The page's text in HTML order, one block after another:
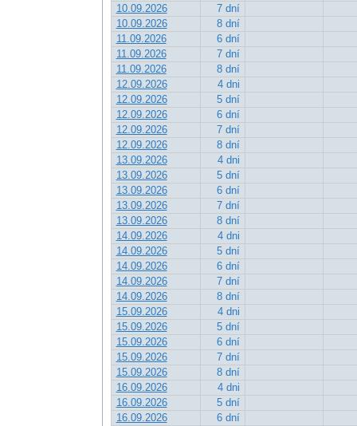
10.09.2026
7 dní
10.09.2026
8 dní
11.09.2026
6 dní
11.09.2026
7 dní
11.09.2026
8 dní
12.09.2026
4 dni
12.09.2026
5 dní
12.09.2026
6 dní
12.09.2026
7 dní
12.09.2026
8 dní
13.09.2026
4 dni
13.09.2026
5 dní
13.09.2026
6 dní
13.09.2026
7 dní
13.09.2026
8 dní
14.09.2026
4 dni
14.09.2026
5 dní
14.09.2026
6 dní
14.09.2026
7 dní
14.09.2026
8 dní
15.09.2026
4 dni
15.09.2026
5 dní
15.09.2026
6 dní
15.09.2026
7 dní
15.09.2026
8 dní
16.09.2026
4 dni
16.09.2026
5 dní
16.09.2026
6 dní